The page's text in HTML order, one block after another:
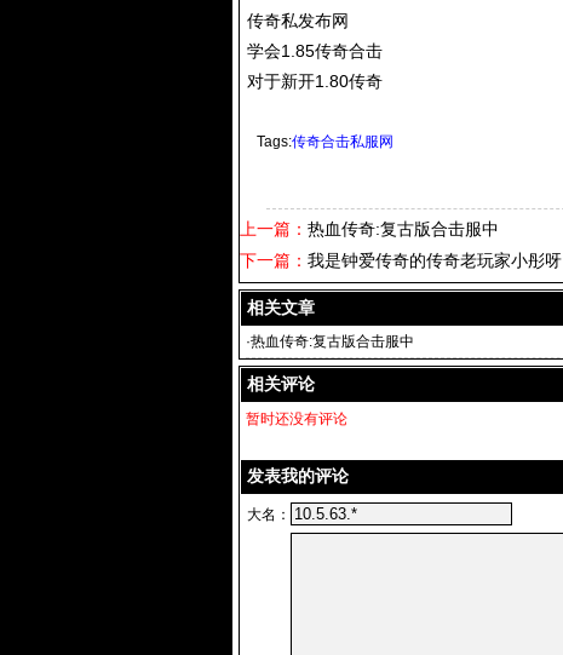
传奇私发布网
学会1.85传奇合击
对于新开1.80传奇
Tags:传奇合击私服网
上一篇： 热血传奇:复古版合击服中
下一篇： 我是钟爱传奇的传奇老玩家小彤呀
相关文章
·热血传奇:复古版合击服中
相关评论
暂时还没有评论
发表我的评论
大名：